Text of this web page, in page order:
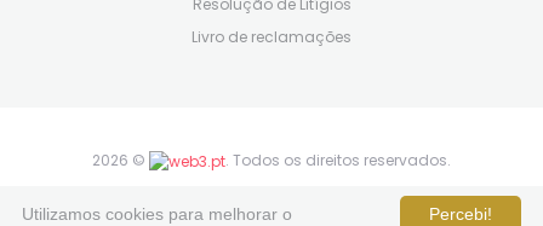
Livro de reclamações
2026 © . Todos os direitos reservados.
Percebi!
Utilizamos cookies para melhorar o